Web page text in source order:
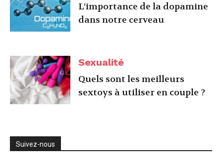
L’importance de la dopamine
dans notre cerveau
Sexualité
Quels sont les meilleurs
sextoys à utiliser en couple ?
Suivez-nous